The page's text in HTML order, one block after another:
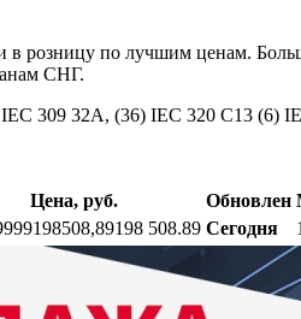
розницу по лучшим ценам.
СНГ.
309 32A, (36) IEC 320 C13 (6)
Цена, руб. Обновлен
198508,89198 508.89 Сегодня 1